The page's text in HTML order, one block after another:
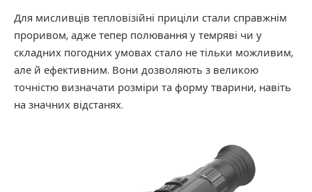
Для мисливців тепловізійні приціли стали справжнім
проривом, адже тепер полювання у темряві чи у
складних погодних умовах стало не тільки можливим,
але й ефективним. Вони дозволяють з великою
точністю визначати розміри та форму тварини, навіть
на значних відстанях.